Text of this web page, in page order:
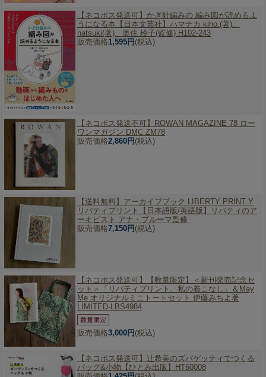
【ネコポス発送可】 かぎ針編みの 編み図が読めるよ
うになる本【日本文芸社】ハマナカ kiho.(著)、
natsuki(著)、奥住 玲子(監修) H102-243
販売価格1,595円(税込)
【ネコポス発送不可】 ROWAN MAGAZINE 78 ロー
ワンマガジン DMC ZM78
販売価格2,860円(税込)
【送料無料】 アーカイブブック LIBERTY PRINT Y
リバティプリント【日本語版/英語版】リバティのア
ーキビスト アナ・ブルーマ監修
販売価格7,150円(税込)
【ネコポス発送可】
【数量限定】＜新刊発売記念セ
ット＞「リバティプリント、私の着こなし」＆May
Me オリジナルミニトートセット 伊藤みちよ著
LIMITED-LBS4984
販売価格3,000円(税込)
【ネコポス発送可】 辻希美のズパゲッティでつくる
バッグ&小物【ひとみ出版】HT60008